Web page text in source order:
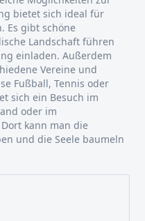
bietet sich ideal für
Es gibt schöne
Landschaft führen
einladen. Außerdem
Vereine und
Fußball, Tennis oder
sich ein Besuch im
oder im
kann man die
und die Seele baumeln